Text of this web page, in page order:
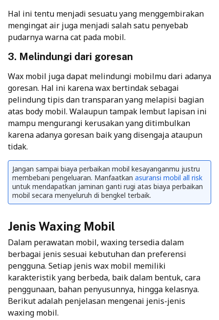
Hal ini tentu menjadi sesuatu yang menggembirakan
mengingat air juga menjadi salah satu penyebab
pudarnya warna cat pada mobil.
3. Melindungi dari goresan
Wax mobil juga dapat melindungi mobilmu dari adanya
goresan. Hal ini karena wax bertindak sebagai
pelindung tipis dan transparan yang melapisi bagian
atas body mobil. Walaupun tampak lembut lapisan ini
mampu mengurangi kerusakan yang ditimbulkan
karena adanya goresan baik yang disengaja ataupun
tidak.
Jangan sampai biaya perbaikan mobil kesayanganmu justru
membebani pengeluaran. Manfaatkan asuransi mobil all risk
untuk mendapatkan jaminan ganti rugi atas biaya perbaikan
mobil secara menyeluruh di bengkel terbaik.
Jenis Waxing Mobil
Dalam perawatan mobil, waxing tersedia dalam
berbagai jenis sesuai kebutuhan dan preferensi
pengguna. Setiap jenis wax mobil memiliki
karakteristik yang berbeda, baik dalam bentuk, cara
penggunaan, bahan penyusunnya, hingga kelasnya.
Berikut adalah penjelasan mengenai jenis-jenis
waxing mobil.